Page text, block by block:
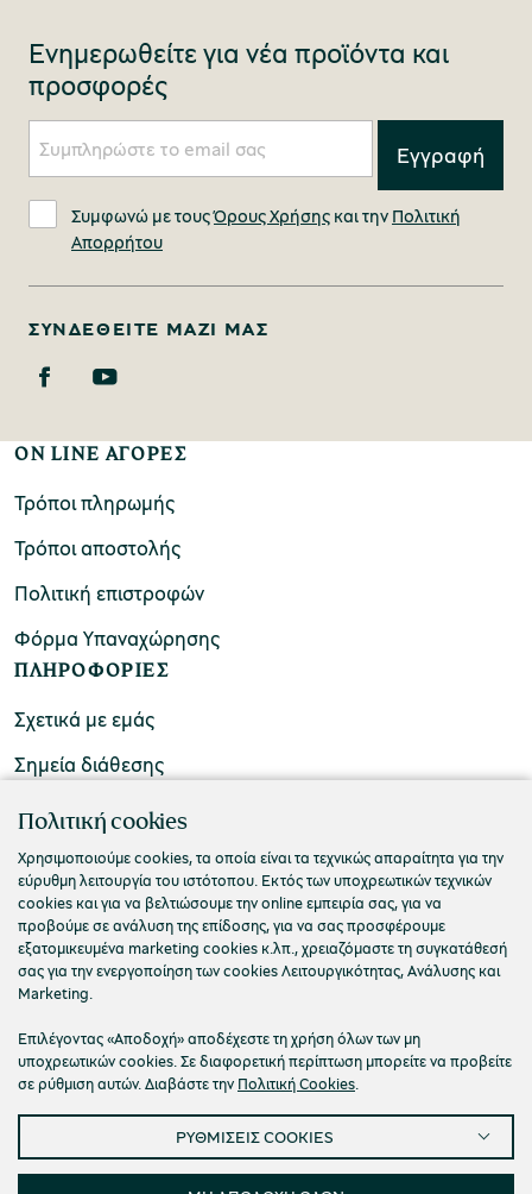
Ενημερωθείτε για νέα προϊόντα και
προσφορές
Συμφωνώ με τουςΌρους Χρήσης και την Πολιτική
Απορρήτου
ΣΥΝΔΕΘΕΊΤΕ ΜΑΖΊ ΜΑΣ
ON LINE ΑΓΟΡΕΣ
Τρόποι πληρωμής
Τρόποι αποστολής
Πολιτική επιστροφών
Φόρμα Υπαναχώρησης
ΠΛΗΡΟΦΟΡΙΕΣ
Σχετικά με εμάς
Σημεία διάθεσης
Συχνές ερωτήσεις
Επικοινωνήστε μαζί μας
Πολιτική cookies
Χρησιμοποιούμε cookies, τα οποία είναι τα τεχνικώς απαραίτητα για την
εύρυθμη λειτουργία του ιστότοπου. Εκτός των υποχρεωτικών τεχνικών
cookies και για να βελτιώσουμε την online εμπειρία σας, για να
προβούμε σε ανάλυση της επίδοσης, για να σας προσφέρουμε
εξατομικευμένα marketing cookies κ.λπ., χρειαζόμαστε τη συγκατάθεσή
σας για την ενεργοποίηση των cookies Λειτουργικότητας, Ανάλυσης και
Marketing.
Επιλέγοντας «Αποδοχή» αποδέχεστε τη χρήση όλων των μη
υποχρεωτικών cookies. Σε διαφορετική περίπτωση μπορείτε να προβείτε
σε ρύθμιση αυτών. Διαβάστε την Πολιτική Cookies.
ΡΥΘΜΙΣΕΙΣ COOKIES